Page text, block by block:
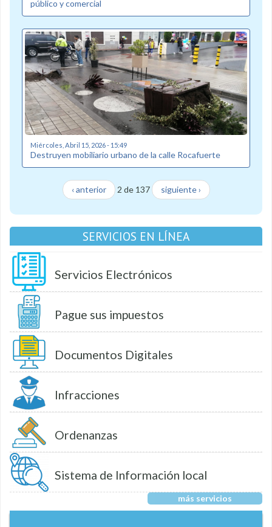
público y comercial
Miércoles, Abril 15, 2026 - 15:49
Destruyen mobiliario urbano de la calle Rocafuerte
‹ anterior 2 de 137 siguiente ›
SERVICIOS EN LÍNEA
Servicios Electrónicos
Pague sus impuestos
Documentos Digitales
Infracciones
Ordenanzas
Sistema de Información local
más servicios